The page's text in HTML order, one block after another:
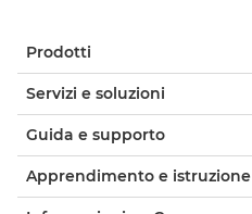
Prodotti
Servizi e soluzioni
Guida e supporto
Apprendimento e istruzione